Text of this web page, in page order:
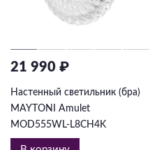
21 990 ₽
Настенный светильник (бра)
MAYTONI Amulet
MOD555WL-L8CH4K